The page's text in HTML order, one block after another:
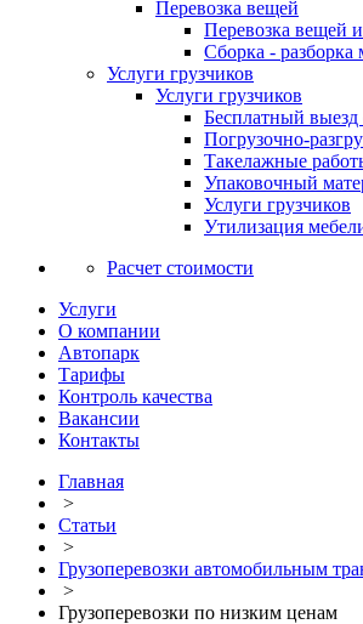
Перевозка вещей
Перевозка вещей
Сборка - разборка
Услуги грузчиков
Услуги грузчиков
Бесплатный
Погрузочно-
Такелажные
Упаковочный
Услуги грузчиков
Утилизация
Расчет стоимости
Услуги
О компании
Автопарк
Тарифы
Контроль качества
Вакансии
Контакты
Главная
>
Статьи
>
Грузоперевозки автомобильным
>
Грузоперевозки по низким ценам